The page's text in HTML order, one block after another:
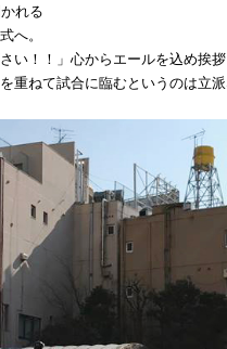
れる
へ。
い！！」心からエールを込め挨
重ねて試合に臨むというのは立派